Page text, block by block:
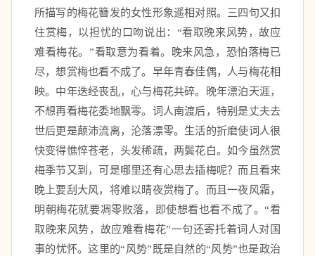
所描写的梅花簪发的女性形象遥相对照。三四句又扣
住赏梅，以担忧的口吻说出：“看取晚来风势，故应
难看梅花。”看取意为看着。晚来风急，恐怕落梅已
尽，想赏梅也看不成了。早年青春佳偶，人与梅花相
映。中年迭经丧乱，心与梅花共碎。晚年漂泊天涯，
不想再看梅花委地飘零。词人南渡后，特别是丈夫去
世后更是颠沛流离，沦落漂零。生活的折磨使词人很
快变得憔悴苍老，头发稀疏，两鬓花白。如今虽然赏
梅季节又到，可是哪里还有心思去插梅呢？而且看来
晚上要刮大风，将难以晴夜赏梅了。而且一夜风霜，
明朝梅花就要凋零败落，即使想看也看不成了。“看
取晚来风势，故应难看梅花”一句还寄托着词人对国
事的忧怀。这里的“风势”既是自然的“风势”也是政治